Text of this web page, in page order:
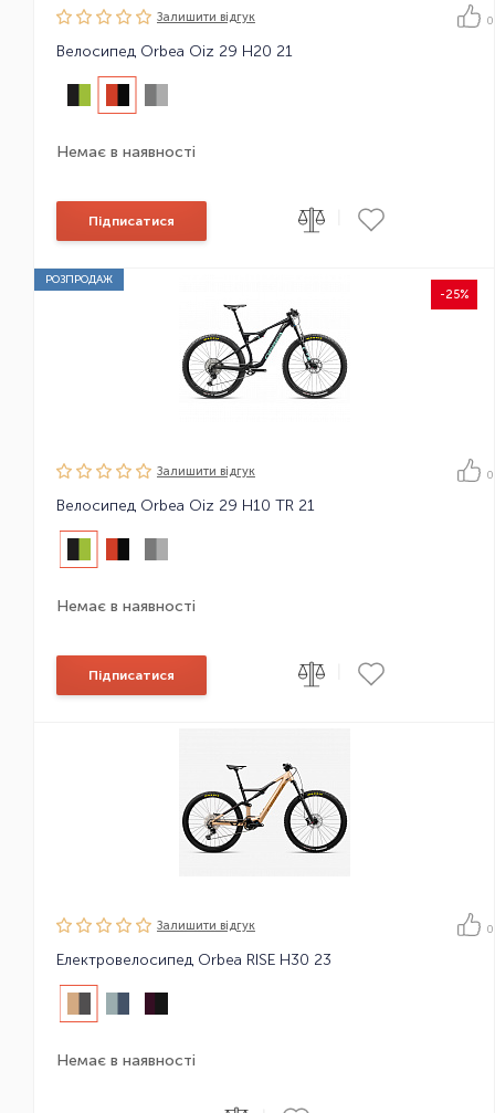
Залишити вiдгук 0
Велосипед Orbea Oiz 29 H20 21
Немає в наявності
Підписатися
РОЗПРОДАЖ
-25%
Залишити вiдгук 0
Велосипед Orbea Oiz 29 H10 TR 21
Немає в наявності
Підписатися
Залишити вiдгук 0
Електровелосипед Orbea RISE H30 23
Немає в наявності